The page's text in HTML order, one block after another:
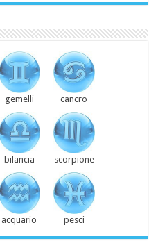
gemelli cancro
bilancia scorpione
acquario pesci